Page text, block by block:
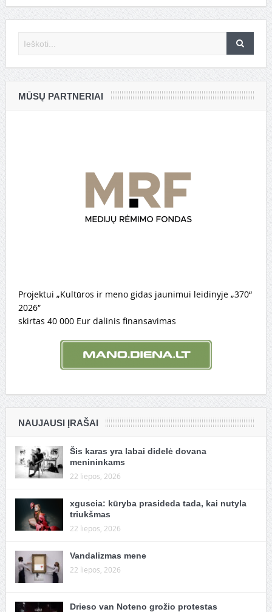
MŪSŲ PARTNERIAI
Projektui „Kultūros ir meno gidas jaunimui leidinyje „370“
2026″
skirtas 40 000 Eur dalinis finansavimas
NAUJAUSI ĮRAŠAI
Šis karas yra labai didelė dovana
menininkams
22 liepos, 2026
xguscia: kūryba prasideda tada, kai nutyla
triukšmas
22 liepos, 2026
Vandalizmas mene
22 liepos, 2026
Drieso van Noteno grožio protestas